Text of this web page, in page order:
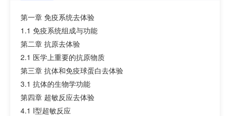
第一章 免疫系统去体验
1.1 免疫系统组成与功能
第二章 抗原去体验
2.1 医学上重要的抗原物质
第三章 抗体和免疫球蛋白去体验
3.1 抗体的生物学功能
第四章 超敏反应去体验
4.1 I型超敏反应